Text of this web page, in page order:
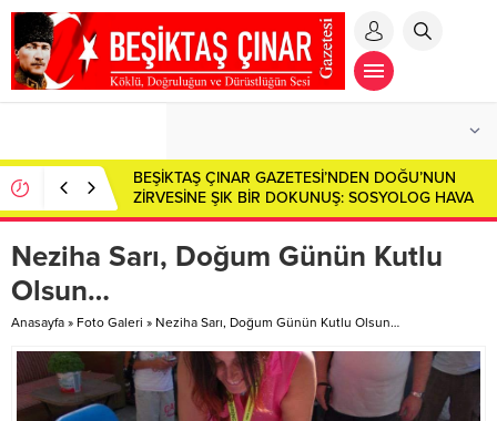
BEŞİKTAŞ ÇINAR GAZETESİ’NDEN DOĞU’NUN
ZİRVESİNE ŞIK BİR DOKUNUŞ: SOSYOLOG HAVA
HANIM AĞRI DAĞI’NIN ETEKLERİNDE!
Neziha Sarı, Doğum Günün Kutlu
Olsun…
Anasayfa » Foto Galeri » Neziha Sarı, Doğum Günün Kutlu Olsun…